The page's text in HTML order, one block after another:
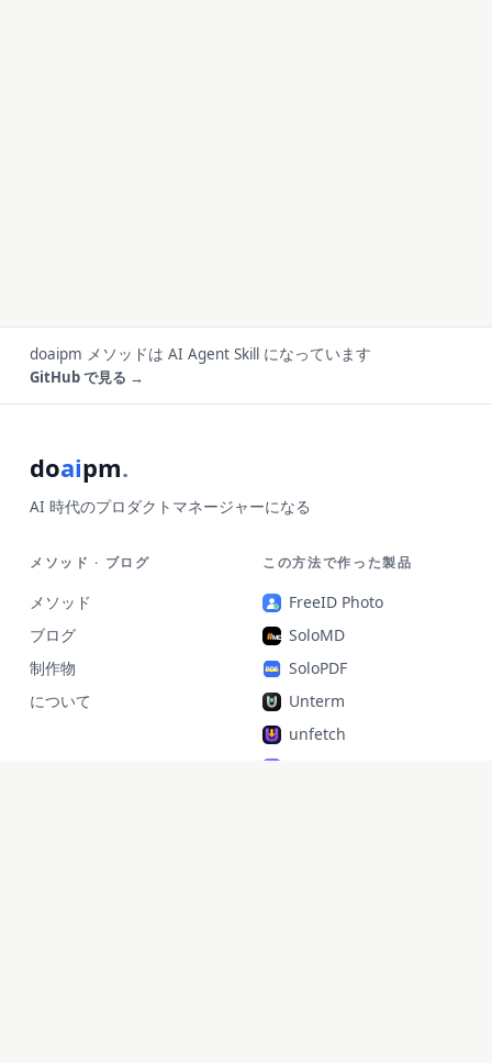
doaipm メソッドは AI Agent Skill になっています
GitHub で見る →
doaipm.
AI 時代のプロダクトマネージャーになる
メソッド · ブログ
メソッド
ブログ
制作物
について
この方法で作った製品
FreeID Photo
SoloMD
SoloPDF
Unterm
unfetch